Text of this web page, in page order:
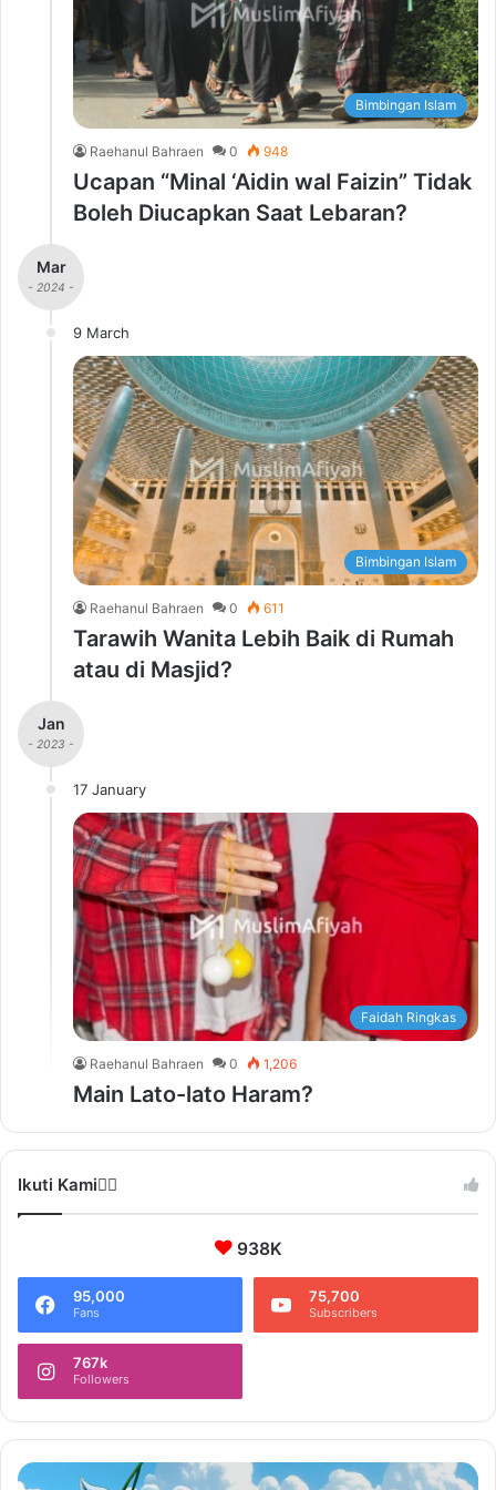
Bimbingan Islam
Raehanul Bahraen 0 948
Ucapan “Minal ‘Aidin wal Faizin” Tidak
Boleh Diucapkan Saat Lebaran?
Mar
- 2024 -
9 March
Bimbingan Islam
Raehanul Bahraen 0 611
Tarawih Wanita Lebih Baik di Rumah
atau di Masjid?
Jan
- 2023 -
17 January
Faidah Ringkas
Raehanul Bahraen 0 1,206
Main Lato-lato Haram?
Ikuti Kami❤️‍🔥
938K
95,000
Fans
75,700
Subscribers
767k
Followers